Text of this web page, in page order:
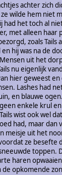
achter zich
wilde hem niet
had het toch al
met alleen haar
zoals Tails
hij was na de
uit het
nu eigenlijk
hier geweest en
Lashes had
en blauwe
enkele krul
wist ook wel
had, maar dan
meisje uit het
ze besefte
toppen.
haren
de opkomende